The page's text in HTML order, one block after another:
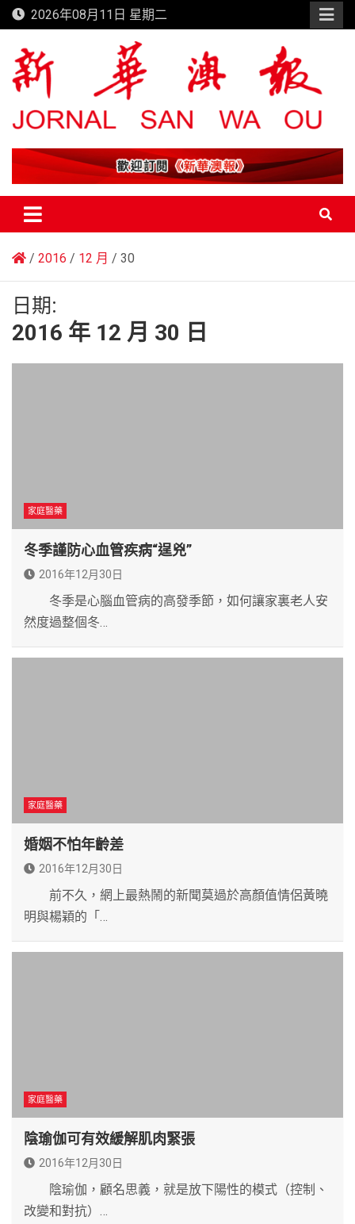
Skip
to
content
2026年08月11日 星期二
新華澳報
2016 12 月 30
日期:
2016 年 12 月 30 日
家庭醫藥
冬季謹防心血管疾病“逞兇”
2016年12月30日
冬季是心腦血管病的高發季節，如何讓家裏老人安
然度過整個冬…
家庭醫藥
婚姻不怕年齡差
2016年12月30日
前不久，網上最熱鬧的新聞莫過於高顏值情侶黃曉
明與楊穎的「…
家庭醫藥
陰瑜伽可有效緩解肌肉緊張
2016年12月30日
陰瑜伽，顧名思義，就是放下陽性的模式（控制、
改變和對抗）…